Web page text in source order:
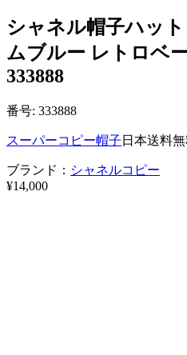
シャネル帽子ハッ
ムブルー レトロベ
333888
番号: 333888
スーパーコピー帽子 日本送料
ブランド： シャネルコピー
¥14,000